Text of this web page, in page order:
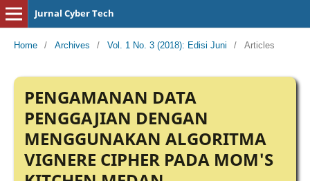
Jurnal Cyber Tech
Home / Archives / Vol. 1 No. 3 (2018): Edisi Juni / Articles
PENGAMANAN DATA
PENGGAJIAN DENGAN
MENGGUNAKAN ALGORITMA
VIGNERE CIPHER PADA MOM'S